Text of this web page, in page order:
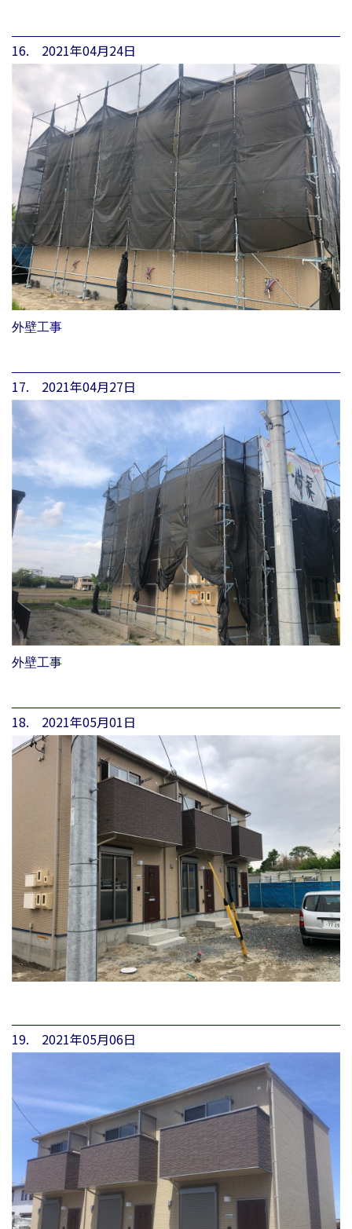
16. 2021年04月24日
外壁工事
17. 2021年04月27日
外壁工事
18. 2021年05月01日
19. 2021年05月06日